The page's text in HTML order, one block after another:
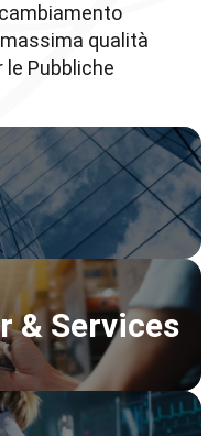
qualità
Pubbliche
& Services